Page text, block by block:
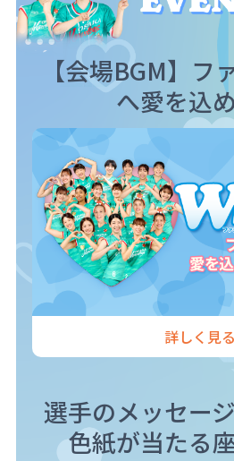
【会場BGM】フ
へ愛を込
詳しく見る
選手のメッセー
色紙が当たる